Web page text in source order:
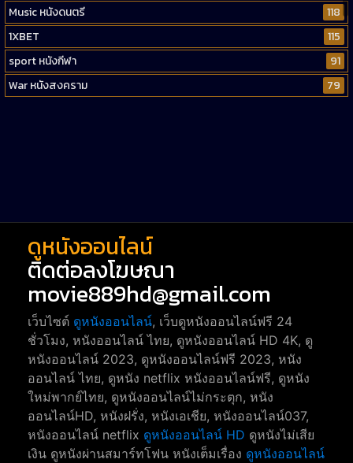
Music หนังดนตรี
118
1XBET
115
sport หนังกีฬา
91
War หนังสงคราม
79
ดูหนังออนไลน์
ติดต่อลงโฆษณา
movie889hd@gmail.com
เว็บไซต์ ดูหนังออนไลน์, เว็บดูหนังออนไลน์ฟรี 24
ชั่วโมง, หนังออนไลน์ ไทย, ดูหนังออนไลน์ HD 4K, ดู
หนังออนไลน์ 2023, ดูหนังออนไลน์ฟรี 2023, หนัง
ออนไลน์ ไทย, ดูหนัง netflix หนังออนไลน์ฟรี, ดูหนัง
ใหม่พากย์ไทย, ดูหนังออนไลน์ไม่กระตุก, หนัง
ออนไลน์HD, หนังฝรั่ง, หนังเอเชีย, หนังออนไลน์037,
หนังออนไลน์ netflix ดูหนังออนไลน์ HD ดูหนังไม่เสีย
เงิน ดูหนังผ่านสมาร์ทโฟน หนังเต็มเรื่อง ดูหนังออนไลน์